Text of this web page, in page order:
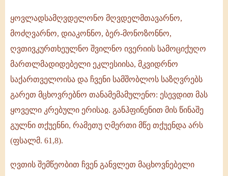
ყოვლადსამღვდელონო მღვდელმთავარნო,
მოძღვარნო, დიაკონნო, ბერ-მონოზონნო,
ღვთივკურთხეულნო შვილნო ივერიის სამოციქუღო
მართლმადიდებელი ეკლესიისა, მკვიდრნო
საქართველოისა და ჩვენი სამშობლოს საზღვრებს
გარეთ მცხოვრებნო თანამემამულენო: ესევდით მას
ყოველი კრებული ერისაჲ. განჰფინენით მის წინაშე
გულნი თქუენნი, რამეთუ ღმერთი მწე თქუენდა არს
(ფსალმ. 61,8).
ღვთის შემწეობით ჩვენ განვლეთ მაცხოვნებელი